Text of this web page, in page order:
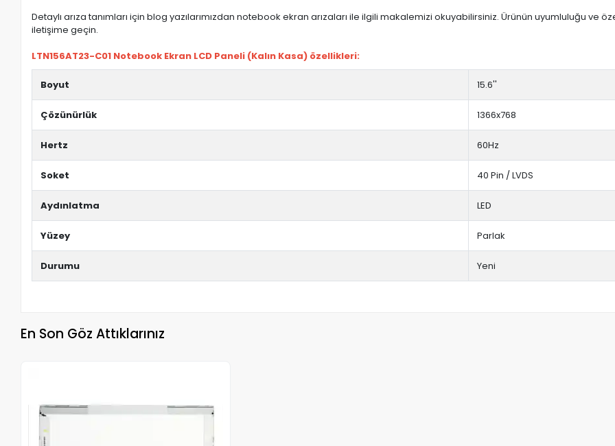
Detaylı arıza tanımları için blog yazılarımızdan notebook ekran arızaları ile ilgili makalemizi okuyabilirsiniz. Ürünün uyumluluğu
iletişime geçin.
LTN156AT23-C01 Notebook Ekran LCD Paneli (Kalın Kasa) özellikleri:
Boyut 15.6''
Çözünürlük 1366x768
Hertz 60Hz
Soket 40 Pin / LVDS
Aydınlatma LED
Yüzey Parlak
Durumu Yeni
En Son Göz Attıklarınız